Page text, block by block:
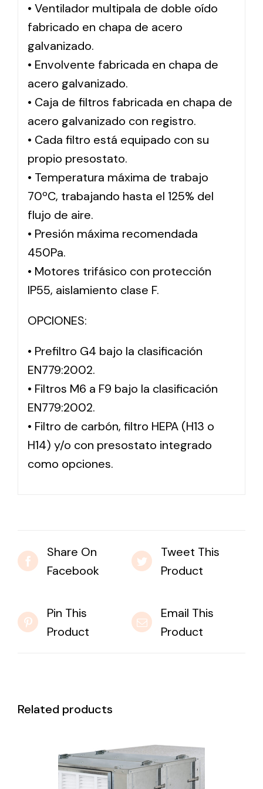
• Ventilador multipala de doble oído
fabricado en chapa de acero
galvanizado.
• Envolvente fabricada en chapa de
acero galvanizado.
• Caja de filtros fabricada en chapa de
acero galvanizado con registro.
• Cada filtro está equipado con su
propio presostato.
• Temperatura máxima de trabajo
70ºC, trabajando hasta el 125% del
flujo de aire.
• Presión máxima recomendada
450Pa.
• Motores trifásico con protección
IP55, aislamiento clase F.
OPCIONES:
• Prefiltro G4 bajo la clasificación
EN779:2002.
• Filtros M6 a F9 bajo la clasificación
EN779:2002.
• Filtro de carbón, filtro HEPA (H13 o
H14) y/o con presostato integrado
como opciones.
Share On
Facebook
Tweet This
Product
Pin This
Product
Email This
Product
Related products